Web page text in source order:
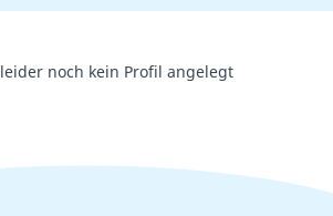
noch kein Profil angelegt